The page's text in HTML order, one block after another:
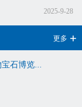
2025-9-28
更多
石博览...